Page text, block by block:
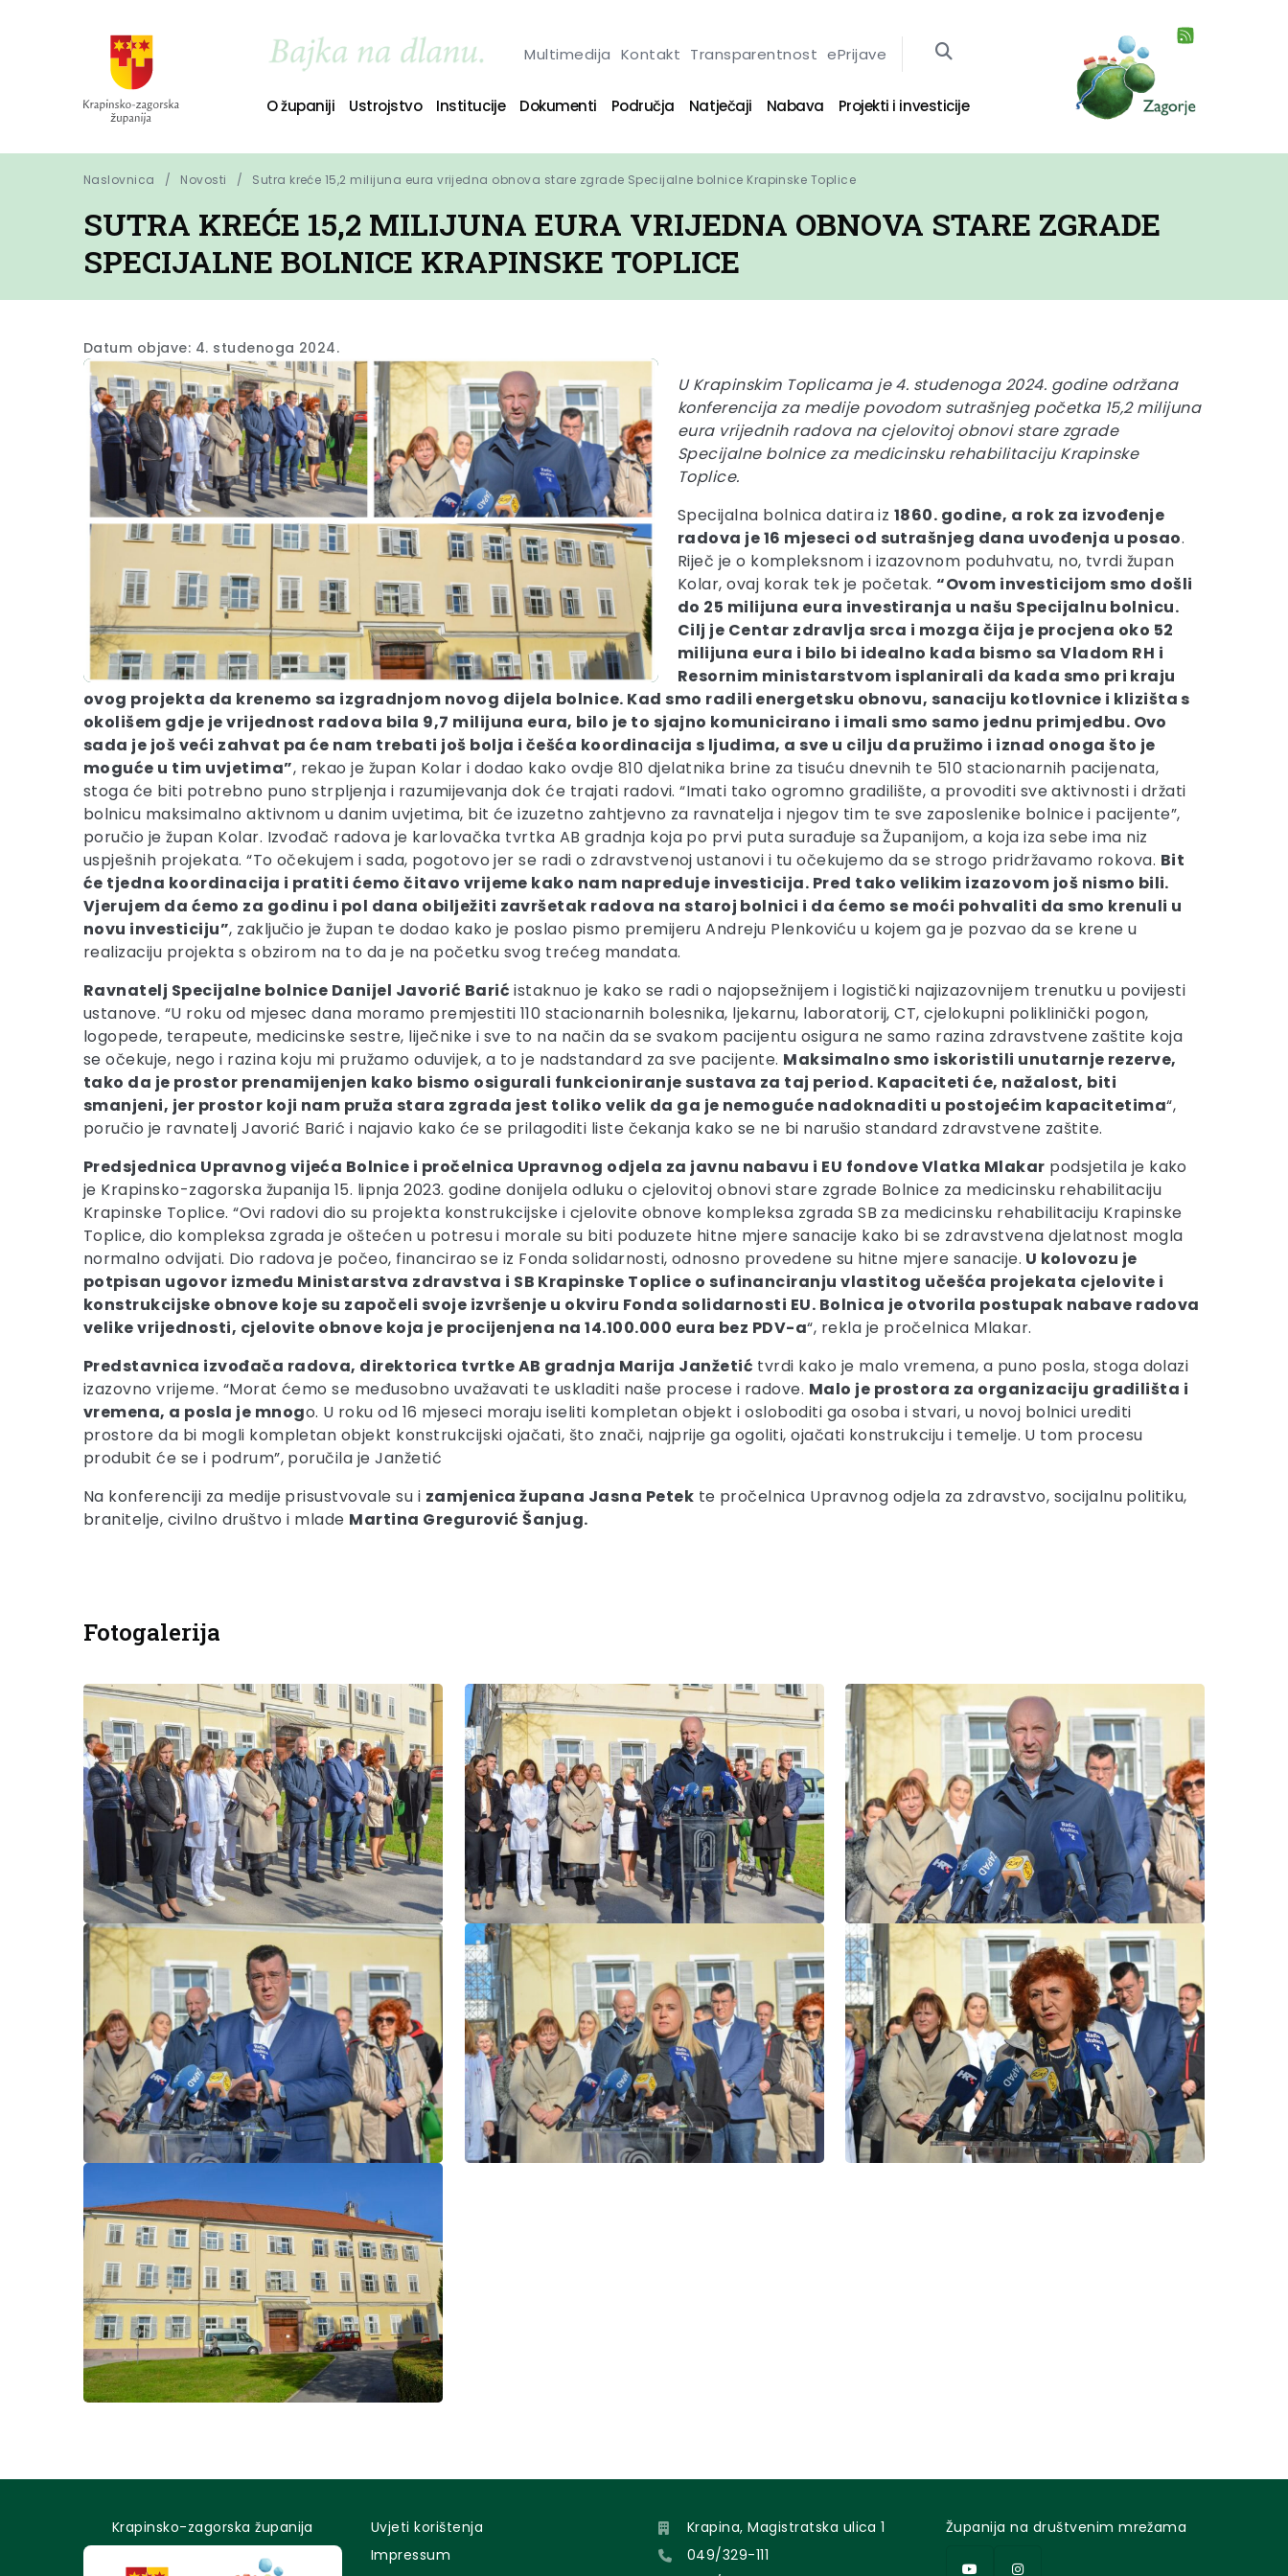
Multimedija Kontakt Transparentnost ePrijave
O županiji Ustrojstvo Institucije Dokumenti Područja Natječaji Nabava Projekti i investicije
Naslovnica Novosti Sutra kreće 15,2 milijuna eura vrijedna obnova stare zgrade Specijalne bolnice Krapinske Toplice
SUTRA KREĆE 15,2 MILIJUNA EURA VRIJEDNA OBNOVA STARE ZGRADE
SPECIJALNE BOLNICE KRAPINSKE TOPLICE
Datum objave: 4. studenoga 2024.
U Krapinskim Toplicama je 4. studenoga 2024. godine održana
konferencija za medije povodom sutrašnjeg početka 15,2 milijuna
eura vrijednih radova na cjelovitoj obnovi stare zgrade
Specijalne bolnice za medicinsku rehabilitaciju Krapinske
Toplice.
Specijalna bolnica datira iz 1860. godine, a rok za izvođenje
radova je 16 mjeseci od sutrašnjeg dana uvođenja u posao.
Riječ je o kompleksnom i izazovnom poduhvatu, no, tvrdi župan
Kolar, ovaj korak tek je početak.“Ovom investicijom smo došli
do 25 milijuna eura investiranja u našu Specijalnu bolnicu.
Cilj je Centar zdravlja srca i mozga čija je procjena oko 52
milijuna eura i bilo bi idealno kada bismo sa Vladom RH i
Resornim ministarstvom isplanirali da kada smo pri kraju
ovog projekta da krenemo sa izgradnjom novog dijela bolnice. Kad smo radili energetsku obnovu, sanaciju kotlovnice i klizišta s
okolišem gdje je vrijednost radova bila 9,7 milijuna eura, bilo je to sjajno komunicirano i imali smo samo jednu primjedbu. Ovo
sada je još veći zahvat pa će nam trebati još bolja i češća koordinacija s ljudima, a sve u cilju da pružimo i iznad onoga što je
moguće u tim uvjetima”, rekao je župan Kolar i dodao kako ovdje 810 djelatnika brine za tisuću dnevnih te 510 stacionarnih pacijenata,
stoga će biti potrebno puno strpljenja i razumijevanja dok će trajati radovi. “Imati tako ogromno gradilište, a provoditi sve aktivnosti i držati
bolnicu maksimalno aktivnom u danim uvjetima, bit će izuzetno zahtjevno za ravnatelja i njegov tim te sve zaposlenike bolnice i pacijente”,
poručio je župan Kolar. Izvođač radova je karlovačka tvrtka AB gradnja koja po prvi puta surađuje sa Županijom, a koja iza sebe ima niz
uspješnih projekata. “To očekujem i sada, pogotovo jer se radi o zdravstvenoj ustanovi i tu očekujemo da se strogo pridržavamo rokova. Bit
će tjedna koordinacija i pratiti ćemo čitavo vrijeme kako nam napreduje investicija. Pred tako velikim izazovom još nismo bili.
Vjerujem da ćemo za godinu i pol dana obilježiti završetak radova na staroj bolnici i da ćemo se moći pohvaliti da smo krenuli u
novu investiciju”, zaključio je župan te dodao kako je poslao pismo premijeru Andreju Plenkoviću u kojem ga je pozvao da se krene u
realizaciju projekta s obzirom na to da je na početku svog trećeg mandata.
Ravnatelj Specijalne bolnice Danijel Javorić Barić istaknuo je kako se radi o najopsežnijem i logistički najizazovnijem trenutku u povijesti
ustanove. “U roku od mjesec dana moramo premjestiti 110 stacionarnih bolesnika, ljekarnu, laboratorij, CT, cjelokupni poliklinički pogon,
logopede, terapeute, medicinske sestre, liječnike i sve to na način da se svakom pacijentu osigura ne samo razina zdravstvene zaštite koja
se očekuje, nego i razina koju mi pružamo oduvijek, a to je nadstandard za sve pacijente. Maksimalno smo iskoristili unutarnje rezerve,
tako da je prostor prenamijenjen kako bismo osigurali funkcioniranje sustava za taj period. Kapaciteti će, nažalost, biti
smanjeni, jer prostor koji nam pruža stara zgrada jest toliko velik da ga je nemoguće nadoknaditi u postojećim kapacitetima“,
poručio je ravnatelj Javorić Barić i najavio kako će se prilagoditi liste čekanja kako se ne bi narušio standard zdravstvene zaštite.
Predsjednica Upravnog vijeća Bolnice i pročelnica Upravnog odjela za javnu nabavu i EU fondove Vlatka Mlakar podsjetila je kako
je Krapinsko-zagorska županija 15. lipnja 2023. godine donijela odluku o cjelovitoj obnovi stare zgrade Bolnice za medicinsku rehabilitaciju
Krapinske Toplice. “Ovi radovi dio su projekta konstrukcijske i cjelovite obnove kompleksa zgrada SB za medicinsku rehabilitaciju Krapinske
Toplice, dio kompleksa zgrada je oštećen u potresu i morale su biti poduzete hitne mjere sanacije kako bi se zdravstvena djelatnost mogla
normalno odvijati. Dio radova je počeo, financirao se iz Fonda solidarnosti, odnosno provedene su hitne mjere sanacije. U kolovozu je
potpisan ugovor između Ministarstva zdravstva i SB Krapinske Toplice o sufinanciranju vlastitog učešća projekata cjelovite i
konstrukcijske obnove koje su započeli svoje izvršenje u okviru Fonda solidarnosti EU. Bolnica je otvorila postupak nabave radova
velike vrijednosti, cjelovite obnove koja je procijenjena na 14.100.000 eura bez PDV-a“, rekla je pročelnica Mlakar.
Predstavnica izvođača radova, direktorica tvrtke AB gradnja Marija Janžetić tvrdi kako je malo vremena, a puno posla, stoga dolazi
izazovno vrijeme. “Morat ćemo se međusobno uvažavati te uskladiti naše procese i radove. Malo je prostora za organizaciju gradilišta i
vremena, a posla je mnogo. U roku od 16 mjeseci moraju iseliti kompletan objekt i osloboditi ga osoba i stvari, u novoj bolnici urediti
prostore da bi mogli kompletan objekt konstrukcijski ojačati, što znači, najprije ga ogoliti, ojačati konstrukciju i temelje. U tom procesu
produbit će se i podrum”, poručila je Janžetić
Na konferenciji za medije prisustvovale su i zamjenica župana Jasna Petek te pročelnica Upravnog odjela za zdravstvo, socijalnu politiku,
branitelje, civilno društvo i mlade Martina Gregurović Šanjug.
Fotogalerija
Krapinsko-zagorska županija
Uvjeti korištenja
Impressum
Krapina, Magistratska ulica 1
049/329-111
Županija na društvenim mrežama